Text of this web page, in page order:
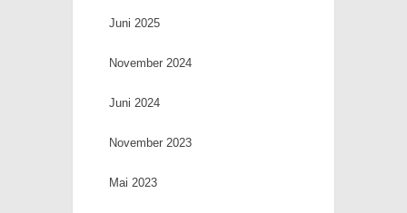
Juni 2025
November 2024
Juni 2024
November 2023
Mai 2023